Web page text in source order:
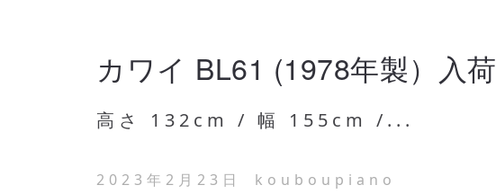
カワイ BL61 (1978年製）入荷
高さ 132cm / 幅 155cm /...
2023年2月23日
kouboupiano